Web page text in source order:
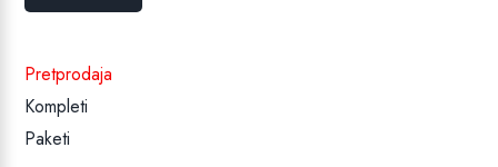
Pretprodaja
Kompleti
Paketi